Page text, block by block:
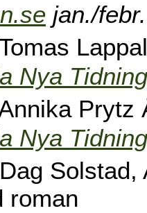
jan./
Nya Tidning
Prytz
Nya Tidning
Solstad,
roman